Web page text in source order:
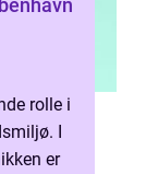
rolle i
I
er